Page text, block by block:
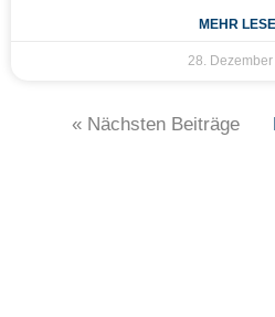
MEHR
28.
« Nächsten Beiträge